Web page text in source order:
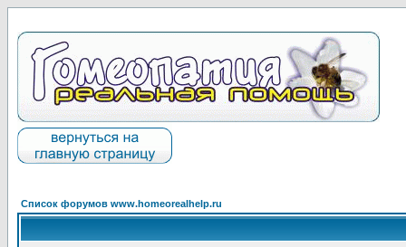
Список форумов www.homeorealhelp.ru